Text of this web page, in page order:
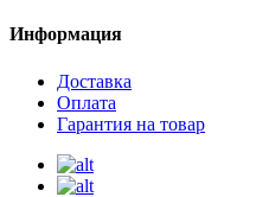
Информация
Доставка
Оплата
Гарантия на товар